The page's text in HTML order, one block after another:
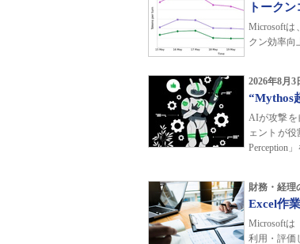
トーク
Microsoftは
クン効率向
2026年8月3
“Mythos
AIが攻撃を
ェントが
Perception
財務・経理
Excel作
Microsoftは
利用・評価